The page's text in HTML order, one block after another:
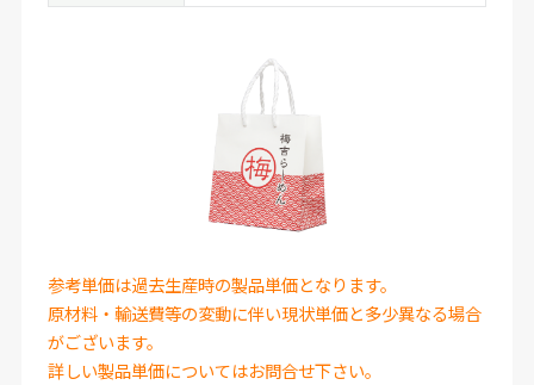
参考単価は過去生産時の製品単価となります。
原材料・輸送費等の変動に伴い現状単価と多少異なる場合
がございます。
詳しい製品単価についてはお問合せ下さい。